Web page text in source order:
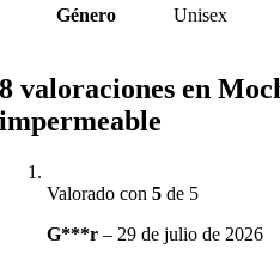
Género Unisex
8 valoraciones en
impermeable
Valorado con5 de 5
G***r– 29 de julio de 2026